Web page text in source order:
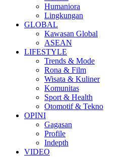
Humaniora
Lingkungan
GLOBAL
Kawasan Global
ASEAN
LIFESTYLE
Trends & Mode
Rona & Film
Wisata & Kuliner
Komunitas
Sport & Health
Otomotif & Tekno
OPINI
Gagasan
Profile
Indepth
VIDEO